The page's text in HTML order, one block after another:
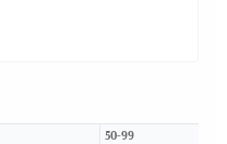
50-99